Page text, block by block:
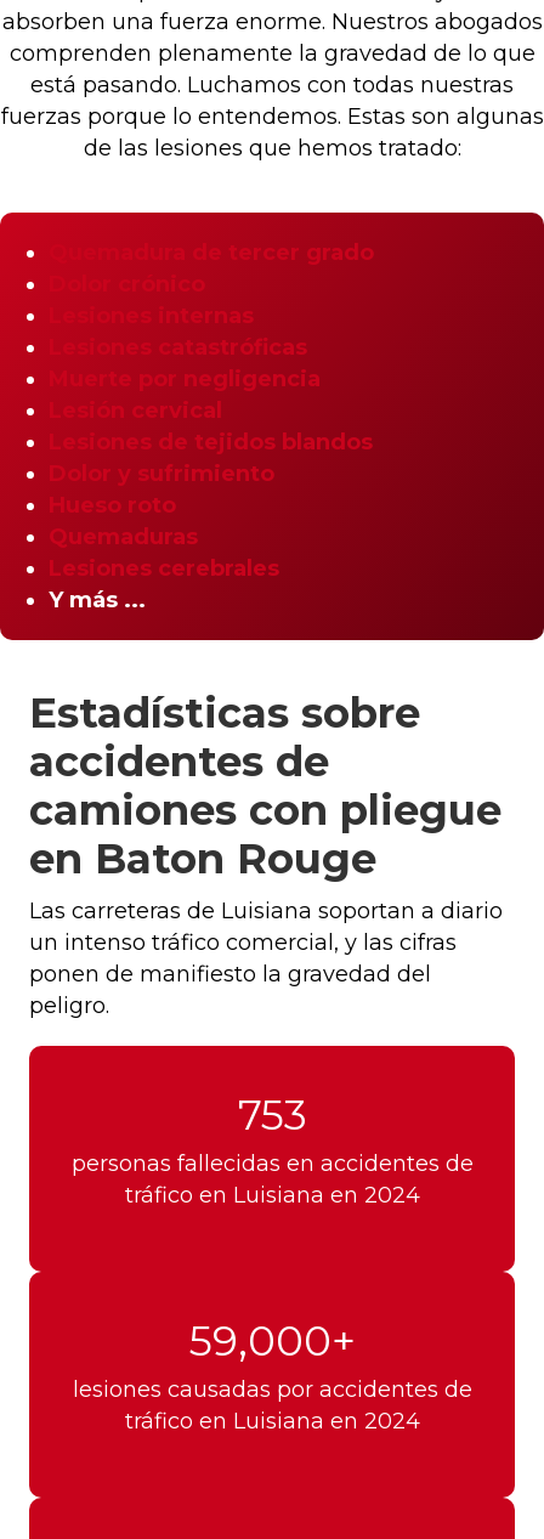
absorben una fuerza enorme. Nuestros abogados
comprenden plenamente la gravedad de lo que
está pasando. Luchamos con todas nuestras
fuerzas porque lo entendemos. Estas son algunas
de las lesiones que hemos tratado:
Quemadura de tercer grado
Dolor crónico
Lesiones internas
Lesiones catastróficas
Muerte por negligencia
Lesión cervical
Lesiones de tejidos blandos
Dolor y sufrimiento
Hueso roto
Quemaduras
Lesiones cerebrales
Y más ...
Estadísticas sobre
accidentes de
camiones con pliegue
en Baton Rouge
Las carreteras de Luisiana soportan a diario
un intenso tráfico comercial, y las cifras
ponen de manifiesto la gravedad del
peligro.
753
personas fallecidas en accidentes de
tráfico en Luisiana en 2024
59,000+
lesiones causadas por accidentes de
tráfico en Luisiana en 2024